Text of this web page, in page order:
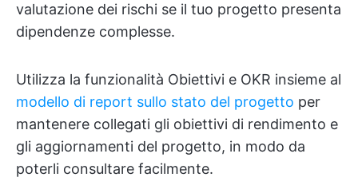
valutazione dei rischi se il tuo progetto presenta
dipendenze complesse.
Utilizza la funzionalità Obiettivi e OKR insieme al
modello di report sullo stato del progetto per
mantenere collegati gli obiettivi di rendimento e
gli aggiornamenti del progetto, in modo da
poterli consultare facilmente.